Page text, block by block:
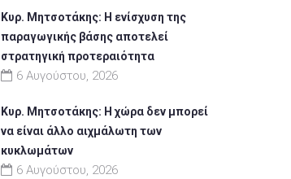
Κυρ. Μητσοτάκης: Η ενίσχυση της
παραγωγικής βάσης αποτελεί
στρατηγική προτεραιότητα
6 Αυγούστου, 2026
Κυρ. Μητσοτάκης: Η χώρα δεν μπορεί
να είναι άλλο αιχμάλωτη των
κυκλωμάτων
6 Αυγούστου, 2026